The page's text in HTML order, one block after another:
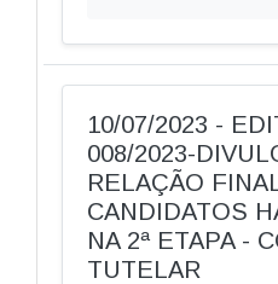
10/07/2023 -
008/2023-
RELAÇÃO
CANDIDATOS
NA 2ª ETAPA -
TUTELAR